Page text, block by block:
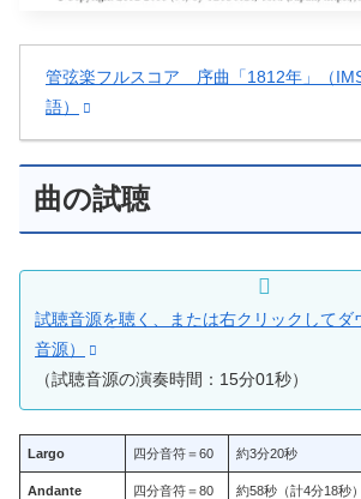
管弦楽フルスコア 序曲「1812年」（
語）
曲の試聴
試聴音源を聴く、または右クリックしてダ
音源）
（試聴音源の演奏時間：15分01秒）
Largo 四分音符＝60 約3分20秒
Andante 四分音符＝80 約58秒（計4分18秒）